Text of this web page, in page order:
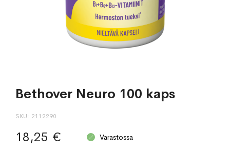
Bethover Neuro 100 kaps
SKU 2112290
18,25 € Varastossa